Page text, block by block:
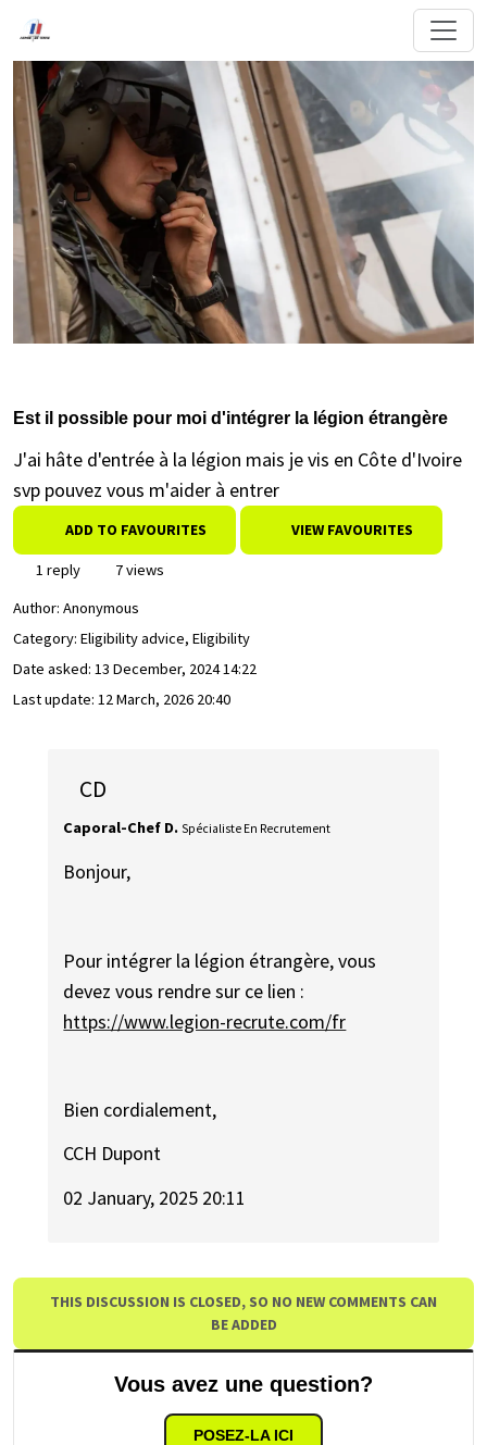
Est il possible pour moi d'intégrer la légion étrangère
J'ai hâte d'entrée à la légion mais je vis en Côte d'Ivoire
svp pouvez vous m'aider à entrer
ADD TO FAVOURITES VIEW FAVOURITES
1 reply
7 views
Author: Anonymous
Category: Eligibility advice, Eligibility
Date asked: 13 December, 2024 14:22
Last update: 12 March, 2026 20:40
CD
Caporal-Chef D. Spécialiste En Recrutement
Bonjour,
Pour intégrer la légion étrangère, vous
devez vous rendre sur ce lien :
https://www.legion-recrute.com/fr
Bien cordialement,
CCH Dupont
02 January, 2025 20:11
THIS DISCUSSION IS CLOSED, SO NO NEW COMMENTS CAN
BE ADDED
Vous avez une question?
POSEZ-LA ICI